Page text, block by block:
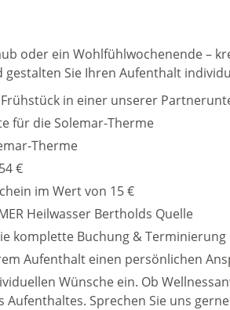
oder ein Wohlfühlwochenende –
gestalten Sie Ihren Aufenthalt
in einer unserer
für die Solemar-Therme
Therme
€
im Wert von 15 €
Heilwasser Bertholds Quelle
komplette Buchung &
Aufenthalt einen persönlichen
Wünsche ein. Ob
Aufenthaltes. Sprechen Sie uns